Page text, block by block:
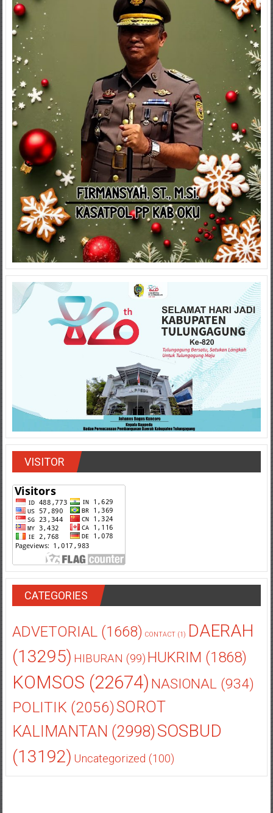
VISITOR
CATEGORIES
ADVETORIAL(1668) CONTACT(1) DAERAH
(13295) HIBURAN (99) HUKRIM (1868)
KOMSOS (22674) NASIONAL(934)
POLITIK(2056)SOROT
KALIMANTAN (2998)SOSBUD
(13192) Uncategorized (100)